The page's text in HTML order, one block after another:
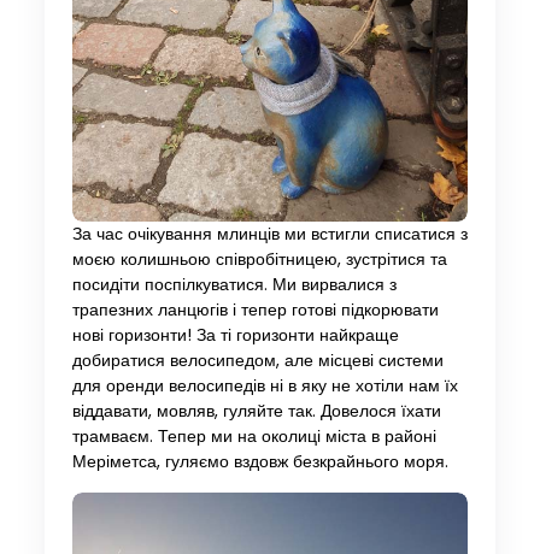
За час очікування млинців ми встигли списатися з
моєю колишньою співробітницею, зустрітися та
посидіти поспілкуватися. Ми вирвалися з
трапезних ланцюгів і тепер готові підкорювати
нові горизонти! За ті горизонти найкраще
добиратися велосипедом, але місцеві системи
для оренди велосипедів ні в яку не хотіли нам їх
віддавати, мовляв, гуляйте так. Довелося їхати
трамваєм. Тепер ми на околиці міста в районі
Меріметса, гуляємо вздовж безкрайнього моря.